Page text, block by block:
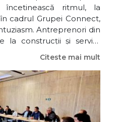
ritmul, la
cadrul Grupei Connect,
Antreprenori din
la construcții și servicii
ceea ce știm mai bine:
Citeste mai mult